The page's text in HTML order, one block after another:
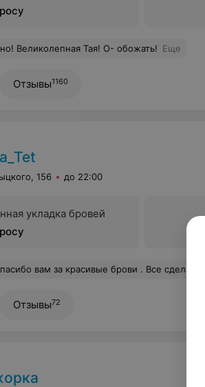
Великолепная Тая! О- обожать! Еще
Отзывы1160
156 до 22:00
укладка бровей
красивые брови . Все сделано очень аккуратно, цвет получился просто изумительный , то что нужно!
Отзывы72